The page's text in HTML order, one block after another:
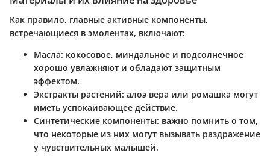
Как правило, главные активные компоненты,
встречающиеся в эмолентах, включают:
Масла: кокосовое, миндальное и подсолнечное
хорошо увлажняют и обладают защитным
эффектом.
Экстракты растений: алоэ вера или ромашка могут
иметь успокаивающее действие.
Синтетические компоненты: важно помнить о том,
что некоторые из них могут вызывать раздражение
у чувствительных малышей.